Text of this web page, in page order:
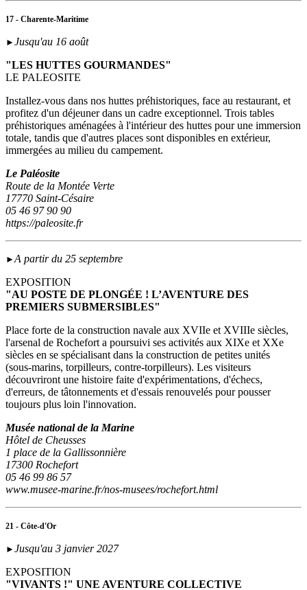
17 - Charente-Maritime
► Jusqu'au 16 août
"LES HUTTES GOURMANDES"
LE PALEOSITE
Installez-vous dans nos huttes préhistoriques, face au restaurant, et
profitez d'un déjeuner dans un cadre exceptionnel. Trois tables
préhistoriques aménagées à l'intérieur des huttes pour une immersion
totale, tandis que d'autres places sont disponibles en extérieur,
immergées au milieu du campement.
Le Paléosite
Route de la Montée Verte
17770 Saint-Césaire
05 46 97 90 90
https://paleosite.fr
►A partir du 25 septembre
EXPOSITION
"AU POSTE DE PLONGÉE ! L’AVENTURE DES
PREMIERS SUBMERSIBLES"
Place forte de la construction navale aux XVIIe et XVIIIe siècles,
l'arsenal de Rochefort a poursuivi ses activités aux XIXe et XXe
siècles en se spécialisant dans la construction de petites unités
(sous‑marins, torpilleurs, contre-torpilleurs). Les visiteurs
découvriront une histoire faite d'expérimentations, d'échecs,
d'erreurs, de tâtonnements et d'essais renouvelés pour pousser
toujours plus loin l'innovation.
Musée national de la Marine
Hôtel de Cheusses
1 place de la Gallissonnière
17300 Rochefort
05 46 99 86 57
www.musee-marine.fr/nos-musees/rochefort.html
21 - Côte-d'Or
► Jusqu'au 3 janvier 2027
EXPOSITION
"VIVANTS !" UNE AVENTURE COLLECTIVE